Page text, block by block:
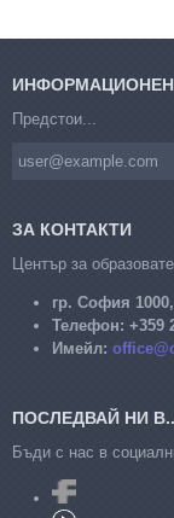
Предстои...
ЗА КОНТАКТИ
Център за
гр. София
Телефон: +359
Имейл:
ПОСЛЕДВАЙ НИ
Бъди с нас в